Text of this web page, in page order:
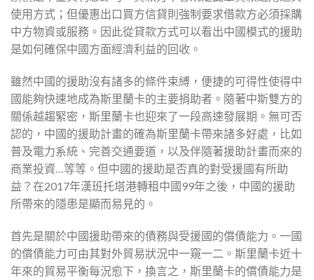
使用方式；但優惠出口買方信貸則強制要求借款方必須採購
中方物資或服務。因此從貸款方式可以看出中國模式的援助
是如何確保中國方面經濟利益的回收。
雖然中國的援助沒有諸多的條件束縛，便捷的可得性使得中
國能夠快速地成為斯里蘭卡的主要捐助者。隨著中斯雙方的
關係越趨緊密，斯里蘭卡也迎來了一段高速發展期。無可否
認的，中國的援助計畫的確為斯里蘭卡帶來諸多好處，比如
普及電力系統、完善交通要道，以及伴隨著援助計畫而來的
商業投資…等等。但中國的援助是否真的對受援國有所助
益？在2017年漢班托塔港轉租中國99年之後，中國的援助
所帶來的隱患是顯而易見的。
首先是關於中國援助帶來的債務與受援國的償債能力。一國
的償債能力可由其對外貿易狀況中一窺一二。斯里蘭卡近十
年來的貿易平衡每況愈下，換言之，斯里蘭卡的償債能力是